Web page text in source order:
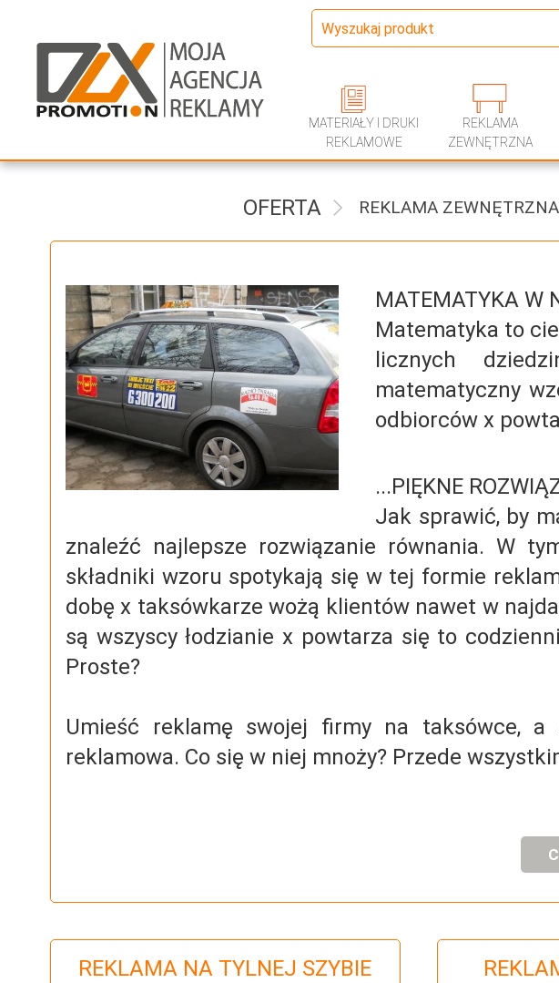
MATERIAŁY I DRUKI
REKLAMOWE
REKLAMA
ZEWNĘTRZNA
OFERTA REKLAMA ZEWNĘTRZNA
MATEMATYKA W
Matematyka to
licznych
matematyczny
odbiorców x
...PIĘKNE
Jak sprawić, by
znaleźć najlepsze rozwiązanie równania. W
składniki wzoru spotykają się w tej formie
dobę x taksówkarze wożą klientów nawet w
są wszyscy łodzianie x powtarza się to
Proste?
Umieść reklamę swojej firmy na taksówce,
reklamowa. Co się w niej mnoży? Przede
REKLAMA NA TYLNEJ SZYBIE